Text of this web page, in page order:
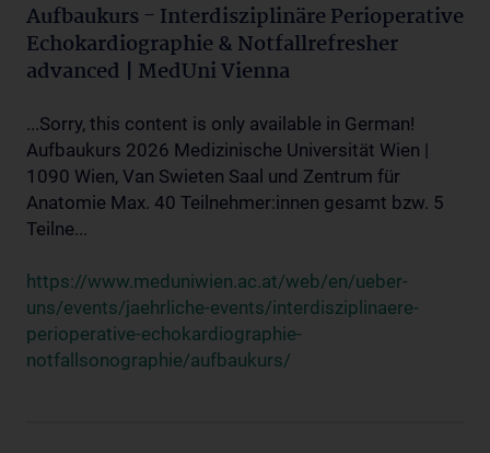
Aufbaukurs - Interdisziplinäre Perioperative
Echokardiographie & Notfallrefresher
advanced | MedUni Vienna
...Sorry, this content is only available in German!
Aufbaukurs 2026 Medizinische Universität Wien |
1090 Wien, Van Swieten Saal und Zentrum für
Anatomie Max. 40 Teilnehmer:innen gesamt bzw. 5
Teilne...
https://www.meduniwien.ac.at/web/en/ueber-
uns/events/jaehrliche-events/interdisziplinaere-
perioperative-echokardiographie-
notfallsonographie/aufbaukurs/